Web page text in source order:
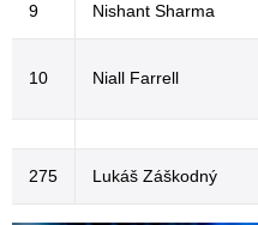
9 Nishant Sharma
10 Niall Farrell
275 Lukáš Záškodný